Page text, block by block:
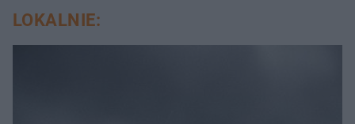
LOKALNIE: